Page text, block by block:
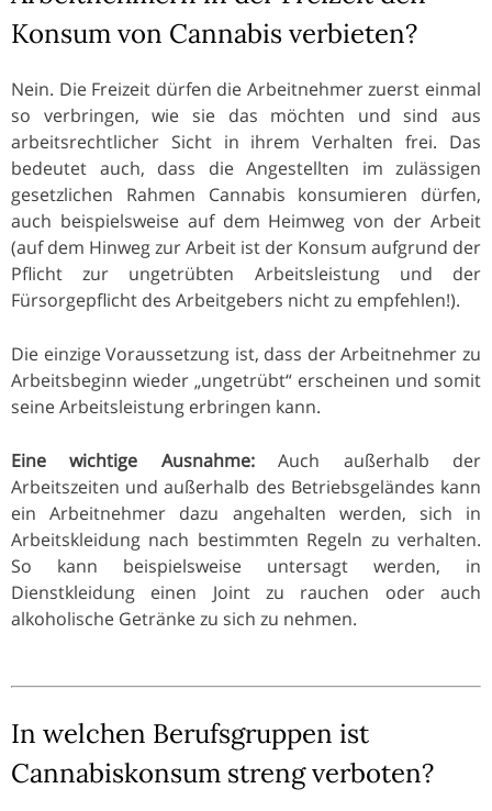
Konsum von Cannabis verbieten?
Nein. Die Freizeit dürfen die Arbeitnehmer zuerst einmal
so verbringen, wie sie das möchten und sind aus
arbeitsrechtlicher Sicht in ihrem Verhalten frei. Das
bedeutet auch, dass die Angestellten im zulässigen
gesetzlichen Rahmen Cannabis konsumieren dürfen,
auch beispielsweise auf dem Heimweg von der Arbeit
(auf dem Hinweg zur Arbeit ist der Konsum aufgrund der
Pflicht zur ungetrübten Arbeitsleistung und der
Fürsorgepflicht des Arbeitgebers nicht zu empfehlen!).
Die einzige Voraussetzung ist, dass der Arbeitnehmer zu
Arbeitsbeginn wieder „ungetrübt“ erscheinen und somit
seine Arbeitsleistung erbringen kann.
Eine wichtige Ausnahme:Auch außerhalb der
Arbeitszeiten und außerhalb des Betriebsgeländes kann
ein Arbeitnehmer dazu angehalten werden, sich in
Arbeitskleidung nach bestimmten Regeln zu verhalten.
So kann beispielsweise untersagt werden, in
Dienstkleidung einen Joint zu rauchen oder auch
alkoholische Getränke zu sich zu nehmen.
In welchen Berufsgruppen ist
Cannabiskonsum streng verboten?